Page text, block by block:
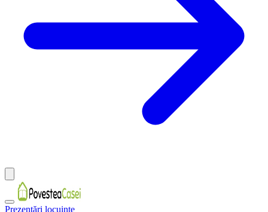
Prezentări locuințe